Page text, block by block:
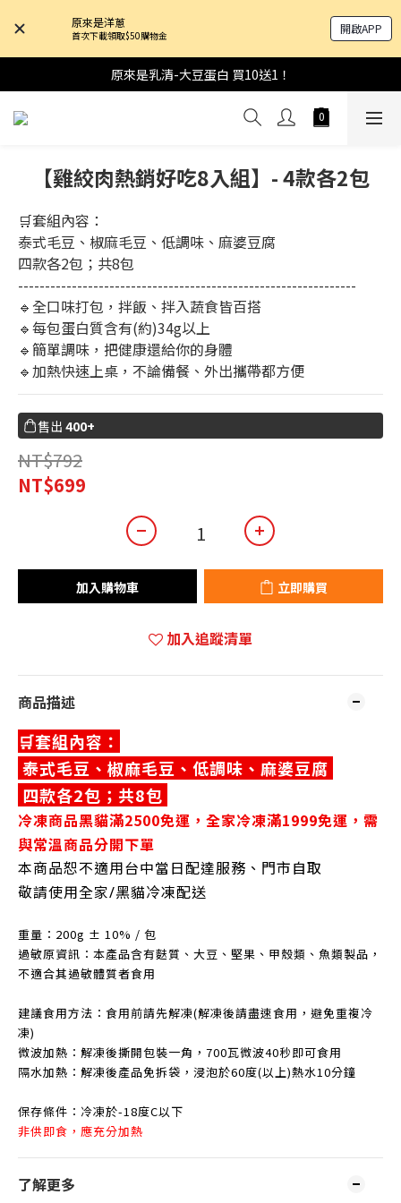
原來是洋蔥
首次下載領取$50購物金 開啟APP
原來是乳清-大豆蛋白 買10送1！
【雞絞肉熱銷好吃8入組】- 4款各2包
🛒套組內容：
泰式毛豆、椒麻毛豆、低調味、麻婆豆腐
四款各2包；共8包
---------------------------------------------------------------
🔹全口味打包，拌飯、拌入蔬食皆百搭
🔹每包蛋白質含有(約)34g以上
🔹簡單調味，把健康還給你的身體
🔹加熱快速上桌，不論備餐、外出攜帶都方便
售出 400+
NT$792
NT$699
加入購物車 立即購買
加入追蹤清單
商品描述
🛒套組內容：
泰式毛豆、椒麻毛豆、低調味、麻婆豆腐
四款各2包；共8包
冷凍商品黑貓滿2500免運， 全家冷凍滿1999免運， 需
與常溫商品分開下單
本商品恕不適用台中當日配達服務、門市自取
敬請使用全家/黑貓冷凍配送
重量： 200g ± 10% / 包
過敏原資訊： 本產品含有麩質、大豆、堅果、甲殼類、魚類製品，
不適合其過敏體質者食用
建議食用方法 ： 食用前請先解凍(解凍後請盡速食用，避免重複冷
凍)
微波加熱 ： 解凍後撕開包裝一角，700瓦微波40秒即可食用
隔水加熱 ： 解凍後產品免拆袋，浸泡於60度(以上)熱水10分鐘
保存條件：冷凍於-18度C以下
非供即食，應充分加熱
了解更多